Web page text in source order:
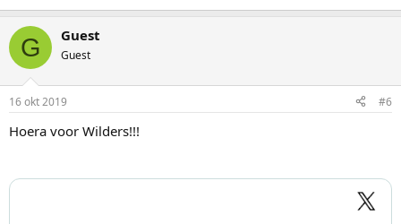
G Guest
Guest
16 okt 2019 #6
Hoera voor Wilders!!!